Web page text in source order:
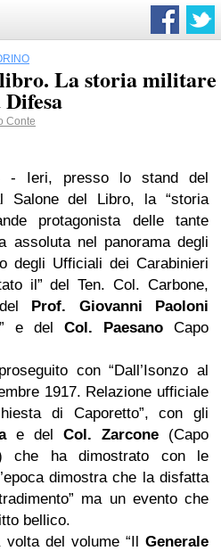
La storia militare
Conte
- Ieri, presso lo stand del
Salone del Libro, la “storia
protagonista delle tante
assoluta nel panorama degli
degli Ufficiali dei Carabinieri
il” del Ten. Col. Carbone,
Prof. Giovanni Paoloni
e del Col. Paesano Capo
con “Dall’Isonzo al
1917. Relazione ufficiale
di Caporetto”, con gli
e del Col. Zarcone (Capo
che ha dimostrato con le
dimostra che la disfatta
ma un evento che
bellico.
del volume “Il Generale